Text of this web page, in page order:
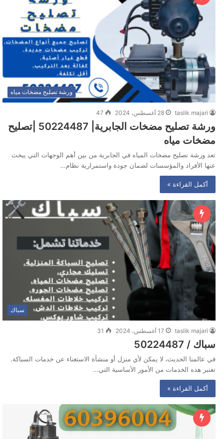
ورشة تصليح مضخات مياه
taslik majari 28 أغسطس، 2024 47
ورشة تصليح مضخات الجابرية| 50224487 |تصليح
مضخات مياه
تعد ورشة تصليح مضخات المياه في الجابرية من بين أهم الوجهات التي يبحث
عنها الأفراد والمؤسسات لضمان جودة واستمرارية نظام…
أكمل القراءة »
سباك
taslik majari 17 أغسطس، 2024 31
سباك / 50224487
في عالمنا الحديث، لا يمكن لأي منزل أو منشأة الاستغناء عن خدمات السباكة.
تعتبر هذه الخدمات من الأمور الأساسية التي…
أكمل القراءة »